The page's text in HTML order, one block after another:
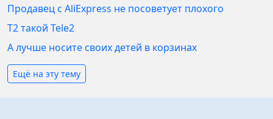
Продавец с AliExpress не посоветует плохого
T2 такой Tele2
А лучше носите своих детей в корзинах
Ещё на эту тему